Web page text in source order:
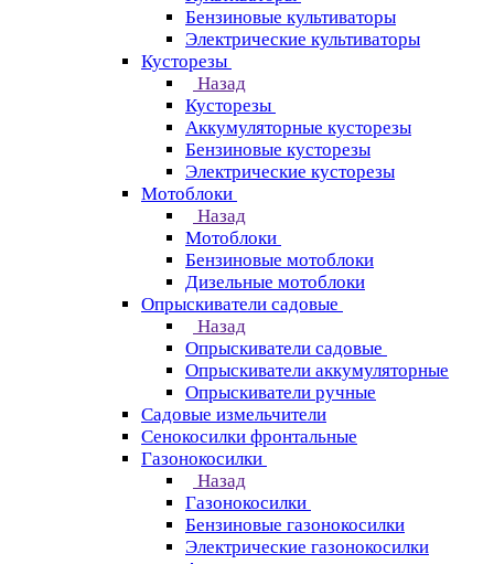
Бензиновые культиваторы
Электрические культиваторы
Кусторезы
Назад
Кусторезы
Аккумуляторные кусторезы
Бензиновые кусторезы
Электрические кусторезы
Мотоблоки
Назад
Мотоблоки
Бензиновые мотоблоки
Дизельные мотоблоки
Опрыскиватели садовые
Назад
Опрыскиватели садовые
Опрыскиватели аккумуляторные
Опрыскиватели ручные
Садовые измельчители
Сенокосилки фронтальные
Газонокосилки
Назад
Газонокосилки
Бензиновые газонокосилки
Электрические газонокосилки